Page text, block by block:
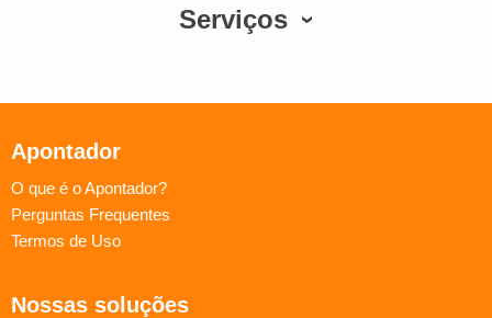
Serviços
Apontador
O que é o Apontador?
Perguntas Frequentes
Termos de Uso
Nossas soluções